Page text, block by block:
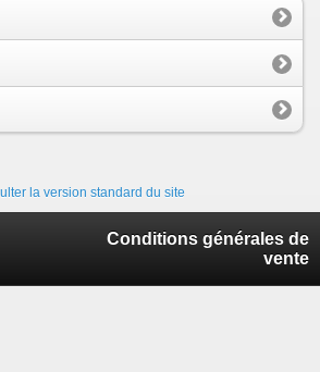
la version standard du site
Conditions générales de
vente